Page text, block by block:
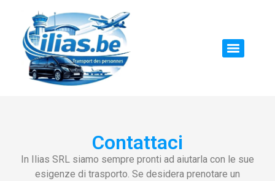
Contattaci
In Ilias SRL siamo sempre pronti ad aiutarla con le sue
esigenze di trasporto. Se desidera prenotare un